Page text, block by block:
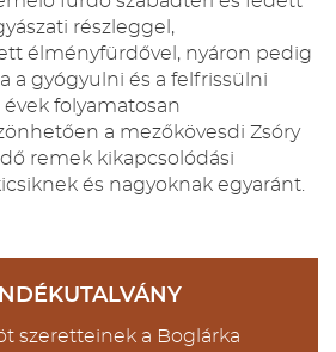
részleggel,
élményfürdővel, nyáron pedig
a gyógyulni és a felfrissülni
folyamatosan
a mezőkövesdi Zsóry
remek kikapcsolódási
és nagyoknak egyaránt.
szeretteinek a Boglárka